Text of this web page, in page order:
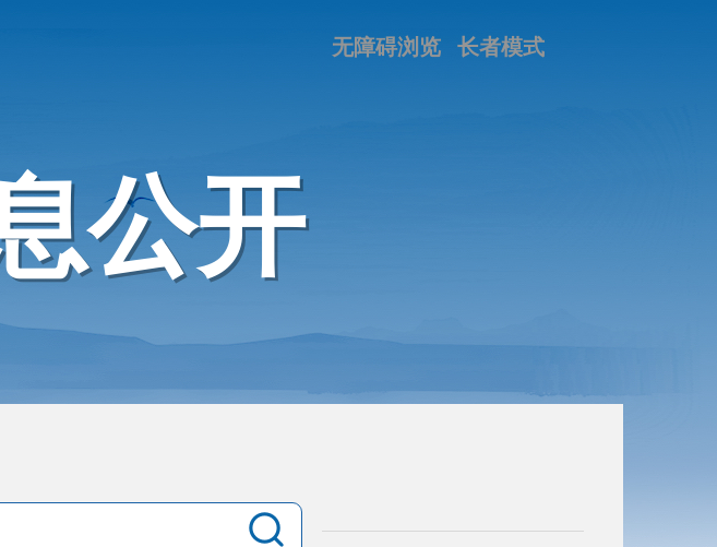
长者模式
无障碍浏览
公开